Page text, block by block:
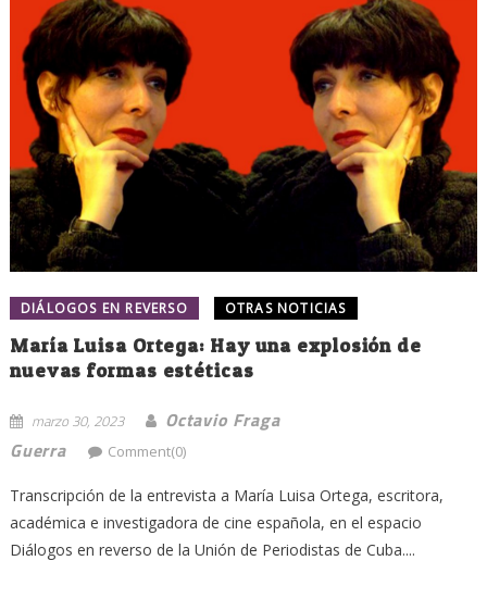
DIÁLOGOS EN REVERSO OTRAS NOTICIAS
María Luisa Ortega: Hay una explosión de
nuevas formas estéticas
marzo 30, 2023
Octavio Fraga
Guerra
Comment(0)
Transcripción de la entrevista a María Luisa Ortega, escritora,
académica e investigadora de cine española, en el espacio
Diálogos en reverso de la Unión de Periodistas de Cuba....